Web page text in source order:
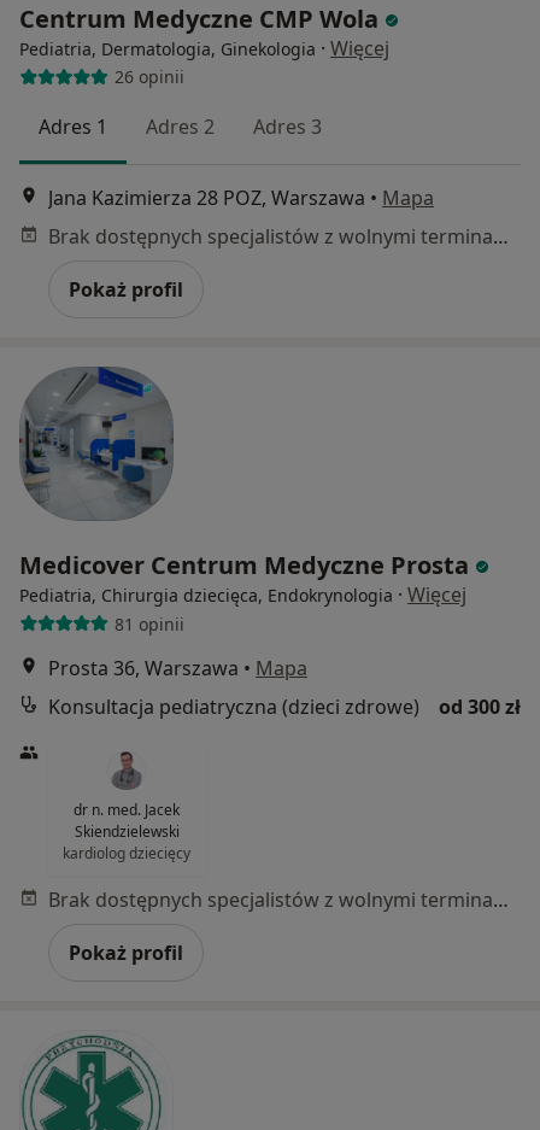
Centrum Medyczne CMP Wola
Pediatria, Dermatologia, Ginekologia · Więcej
26 opinii
Adres 1 Adres 2 Adres 3
Jana Kazimierza 28 POZ, Warszawa • Mapa
Brak dostępnych specjalistów z wolnymi terminami w tym centrum medycznym.
Pokaż profil
Medicover Centrum Medyczne Prosta
Pediatria, Chirurgia dziecięca, Endokrynologia · Więcej
81 opinii
Prosta 36, Warszawa • Mapa
Konsultacja pediatryczna (dzieci zdrowe)
od 300 zł
dr n. med. Jacek
Skiendzielewski
kardiolog dziecięcy
Brak dostępnych specjalistów z wolnymi terminami w tym centrum medycznym.
Pokaż profil